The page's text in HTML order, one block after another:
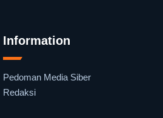
Information
Pedoman Media Siber
Redaksi